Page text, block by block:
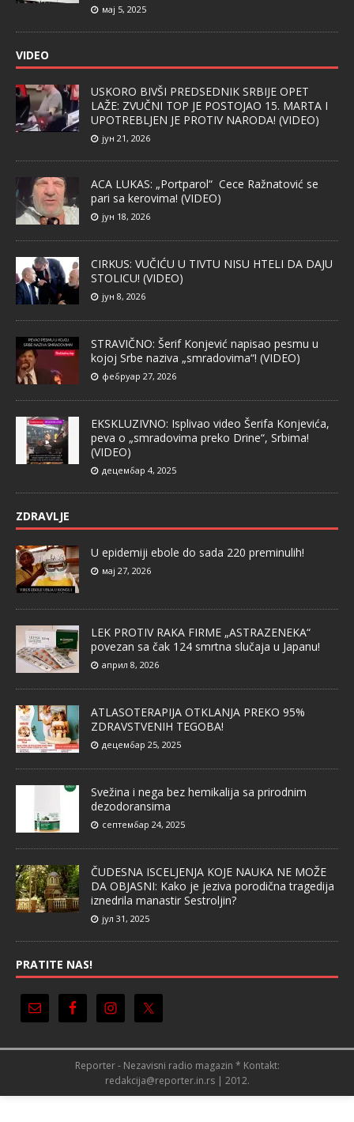
мај 5, 2025
VIDEO
USKORO BIVŠI PREDSEDNIK SRBIJE OPET
LAŽE: ZVUČNI TOP JE POSTOJAO 15. MARTA I
UPOTREBLJEN JE PROTIV NARODA! (VIDEO)
јун 21, 2026
ACA LUKAS: „Portparol“ Cece Ražnatović se
pari sa kerovima! (VIDEO)
јун 18, 2026
CIRKUS: VUČIĆU U TIVTU NISU HTELI DA DAJU
STOLICU! (VIDEO)
јун 8, 2026
STRAVIČNO: Šerif Konjević napisao pesmu u
kojoj Srbe naziva „smradovima“! (VIDEO)
фебруар 27, 2026
EKSKLUZIVNO: Isplivao video Šerifa Konjevića,
peva o „smradovima preko Drine“, Srbima!
(VIDEO)
децембар 4, 2025
ZDRAVLJE
U epidemiji ebole do sada 220 preminulih!
мај 27, 2026
LEK PROTIV RAKA FIRME „ASTRAZENEKA“
povezan sa čak 124 smrtna slučaja u Japanu!
април 8, 2026
ATLASOTERAPIJA OTKLANJA PREKO 95%
ZDRAVSTVENIH TEGOBA!
децембар 25, 2025
Svežina i nega bez hemikalija sa prirodnim
dezodoransima
септембар 24, 2025
ČUDESNA ISCELJENJA KOJE NAUKA NE MOŽE
DA OBJASNI: Kako je jeziva porodična tragedija
iznedrila manastir Sestroljin?
јул 31, 2025
PRATITE NAS!
Reporter - Nezavisni radio magazin * Kontakt:
redakcija@reporter.in.rs | 2012.